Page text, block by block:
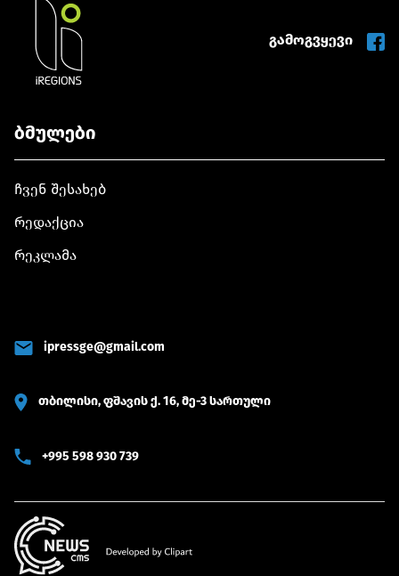
გამოგვყევი
ბმულები
ჩვენ შესახებ
რედაქცია
რეკლამა
ipressge@gmail.com
თბილისი, ფშავის ქ. 16, მე-3 სართული
+995 598 930 739